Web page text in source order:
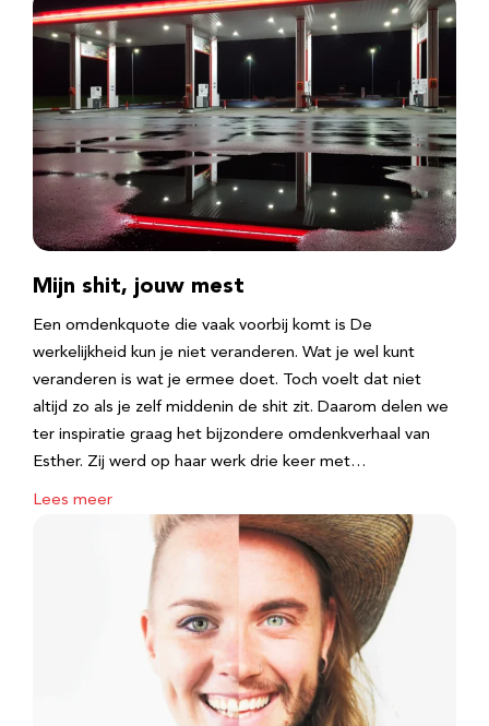
Mijn shit, jouw mest
Een omdenkquote die vaak voorbij komt is De
werkelijkheid kun je niet veranderen. Wat je wel kunt
veranderen is wat je ermee doet. Toch voelt dat niet
altijd zo als je zelf middenin de shit zit. Daarom delen we
ter inspiratie graag het bijzondere omdenkverhaal van
Esther. Zij werd op haar werk drie keer met…
Lees meer